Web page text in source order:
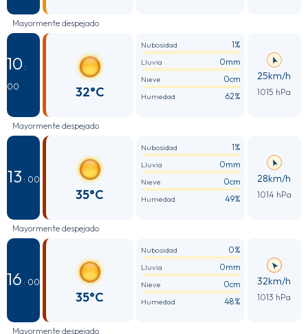
Mayormente despejado
10 :
00
32°C
Nubosidad 1%
Lluvia 0mm
Nieve 0cm
Humedad 62%
25km/h
1015 hPa
Mayormente despejado
13 : 00
35°C
Nubosidad 1%
Lluvia 0mm
Nieve 0cm
Humedad 49%
28km/h
1014 hPa
Mayormente despejado
16 : 00
35°C
Nubosidad 0%
Lluvia 0mm
Nieve 0cm
Humedad 48%
32km/h
1013 hPa
Mayormente despejado